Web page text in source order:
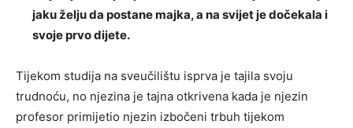
jaku želju da postane majka, a na svijet je dočekala i
svoje prvo dijete.
Tijekom studija na sveučilištu isprva je tajila svoju
trudnoću, no njezina je tajna otkrivena kada je njezin
profesor primijetio njezin izbočeni trbuh tijekom